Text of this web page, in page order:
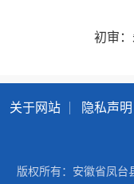
初审
关于网站 隐私声明
版权所有：安徽省凤台